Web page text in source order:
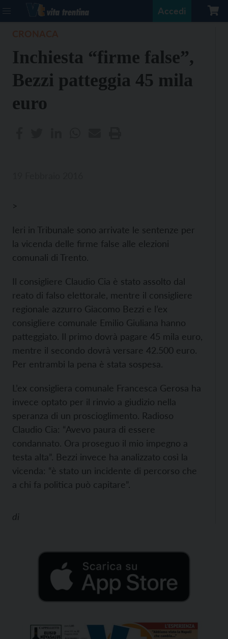
Accedi
Inchiesta “firme false”,
Bezzi patteggia 45 mila
euro
>
Ieri in Tribunale sono arrivate le sentenze per
la vicenda delle firme false alle elezioni
comunali di Trento.
Il consigliere Claudio Cia è stato assolto dal
reato di falso elettorale, mentre il consigliere
regionale azzurro Giacomo Bezzi e l’ex
consigliere comunale Emilio Giuliana hanno
patteggiato. Il primo dovrà pagare 45 mila euro,
mentre il secondo dovrà versare 42.500 euro.
Per entrambi la pena è stata sospesa.
L’ex consigliera comunale Francesca Gerosa ha
invece optato per il rinvio a giudizio nella
speranza di un proscioglimento. Radioso
Claudio Cia: “Avevo paura di essere
condannato. Ora proseguo il mio impegno a
testa alta”. Bezzi invece ha analizzato così la
vicenda: “è stato un incidente di percorso che
a chi fa politica può capitare”.
di